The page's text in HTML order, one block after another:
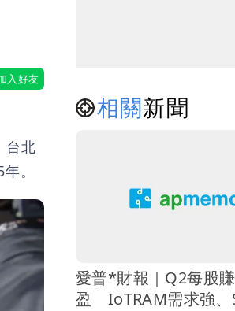
台北
。
相關新聞
愛普*財報｜Q2每股
盈 IoTRAM需求強、